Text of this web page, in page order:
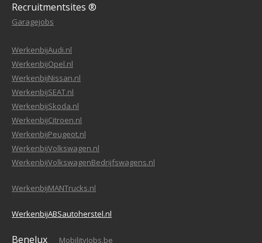
Recruitmentsites ®
Garagejobs
WerkenbijAudi.nl
WerkenbijOpel.nl
WerkenbijNissan.nl
WerkenbijSEAT.nl
WerkenbijSkoda.nl
WerkenbijCitroen.nl
WerkenbijPeugeot.nl
WerkenbijVolkswagen.nl
WerkenbijVolkswagenBedrijfswagens.nl
WerkenbijMANTrucks.nl
WerkenbijABSautoherstel.nl
Benelux MobilityJobs.be